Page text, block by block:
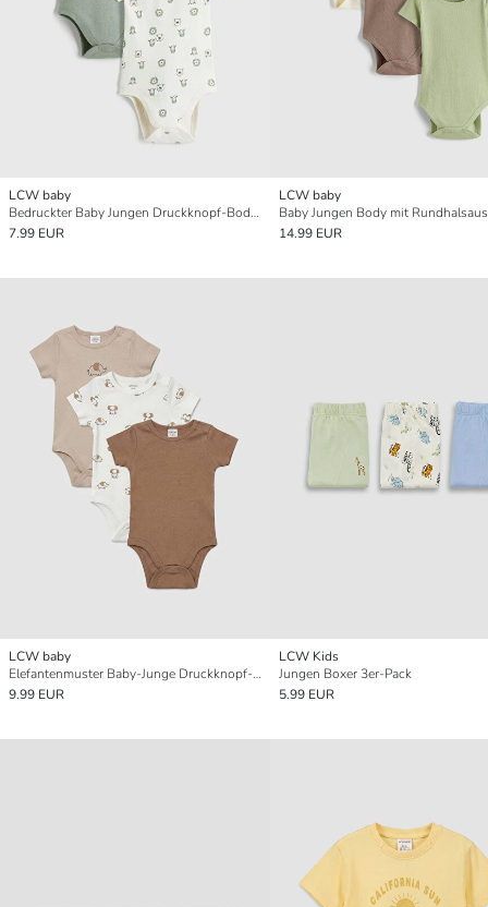
LCW baby
Bedruckter Baby Jungen Druckknopf-Body 2er-Pack
7.99 EUR
LCW baby
14.99 EUR
LCW baby
Elefantenmuster Baby-Junge Druckknopf-Body 3er-Pack
9.99 EUR
LCW Kids
Jungen Boxer 3er-Pack
5.99 EUR